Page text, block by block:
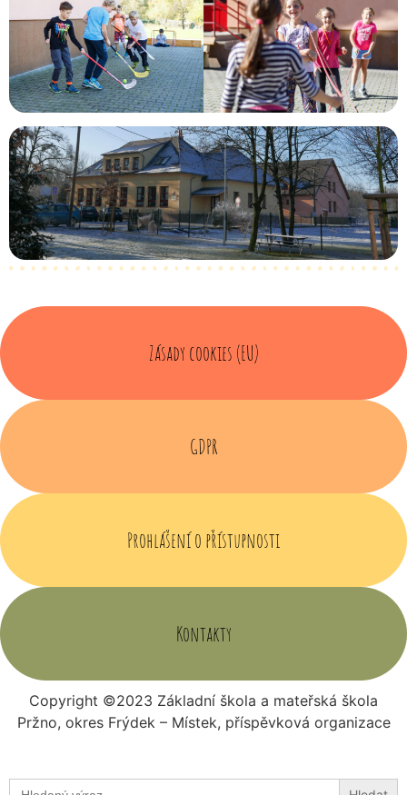
Zásady cookies (EU)
GDPR
Prohlášení o přístupnosti
Kontakty
Copyright ©2023 Základní škola a mateřská škola
Pržno, okres Frýdek – Místek, příspěvková organizace
Search